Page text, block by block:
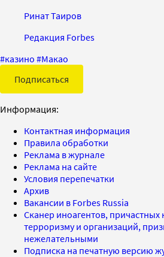
Ринат Таиров
Редакция Forbes
#казино #Макао
Подписаться
Информация:
Контактная информация
Правила обработки
Реклама в журнале
Реклама на сайте
Условия перепечатки
Архив
Вакансии в Forbes Russia
Сканер иноагентов, причастных
терроризму и организаций,
нежелательными
Подписка на печатную версию